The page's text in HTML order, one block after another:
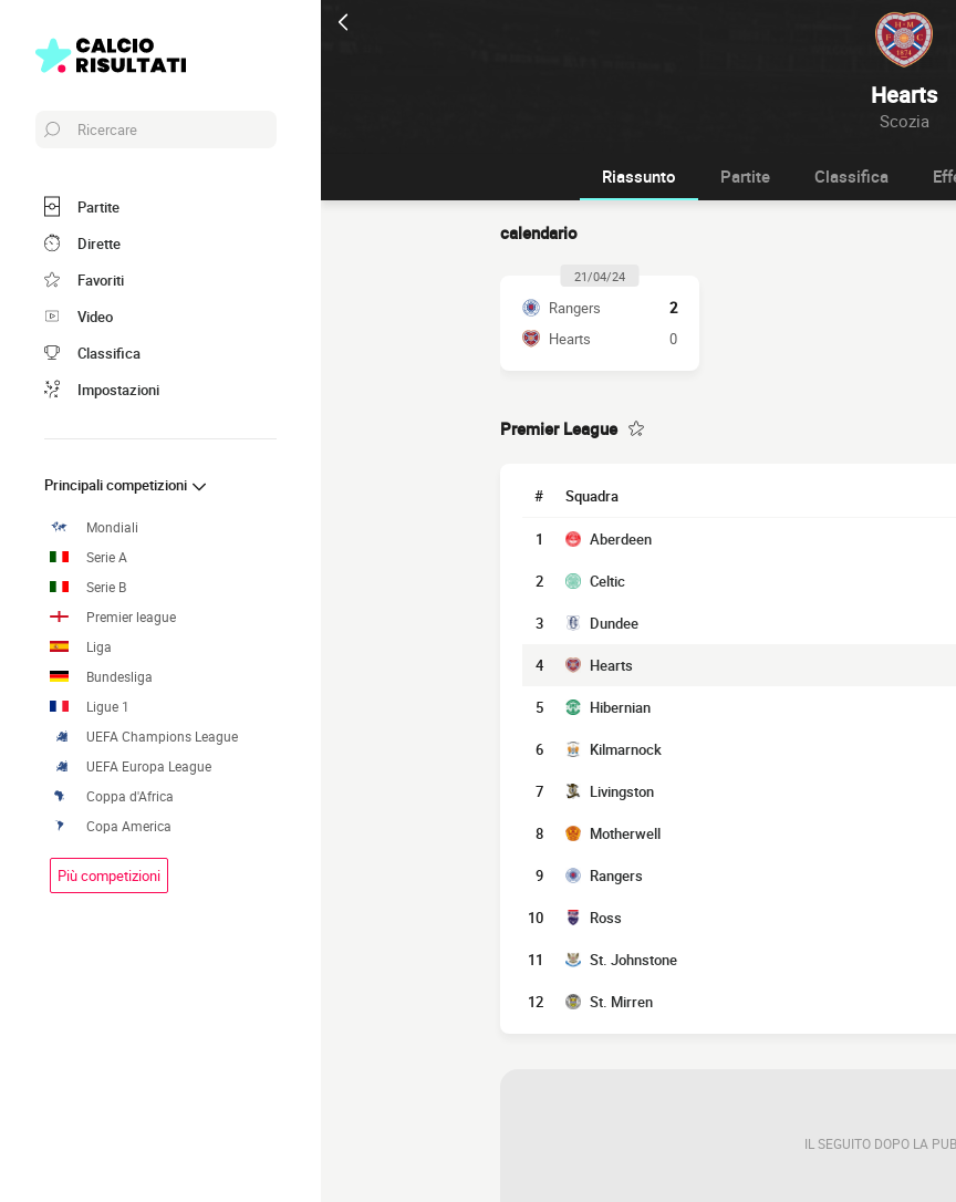
Hearts
Scozia
Ricercare
Partite
Dirette
Favoriti
Video
Classifica
Impostazioni
Principali competizioni
Mondiali
Serie A
Serie B
Premier league
Liga
Bundesliga
Ligue 1
UEFA Champions League
UEFA Europa League
Coppa d'Africa
Copa America
Più competizioni
Riassunto Partite Classifica
calendario
21/04/24
Rangers
2
Hearts
0
Premier League
# Squadra
1 Aberdeen
2 Celtic
3 Dundee
4 Hearts
5 Hibernian
6 Kilmarnock
7 Livingston
8 Motherwell
9 Rangers
10 Ross
11 St. Johnstone
12 St. Mirren
IL SEGUITO DOPO LA